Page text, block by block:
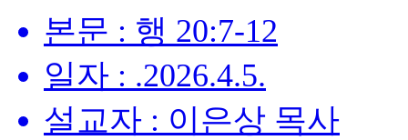
본문 : 행 20:7-12
일자 : .2026.4.5.
설교자 : 이은상 목사